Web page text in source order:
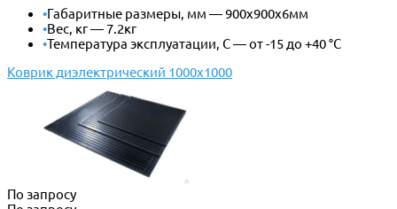
•Габаритные размеры, мм — 900х900х6мм
•Вес, кг — 7.2кг
•Температура эксплуатации, С — от -15 до +40 °С
Коврик диэлектрический 1000х1000
По запросу